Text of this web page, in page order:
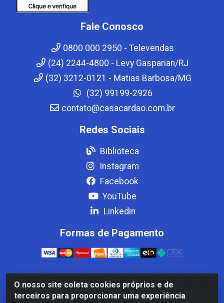
O nosso site coleta cookies próprios e de
terceiros para proporcionar uma experiência
Fale Conosco
0800 000 2950 - Televendas
(24) 2244-4800 - Levy Gasparian/RJ
(32) 3212-0121 - Matias Barbosa/MG
(32) 99199-2926
contato@casacardao.com.br
Redes Sociais
Biblioteca
Instagram
Facebook
YouTube
Linkedin
Formas de Pagamento
Casa Cardão LTDA - Av. Amaral Peixoto, 910 - Afonso